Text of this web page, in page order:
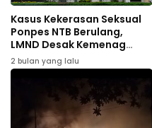
Kasus Kekerasan Seksual
Ponpes NTB Berulang,
LMND Desak Kemenag
Evaluasi Total
2 bulan yang lalu